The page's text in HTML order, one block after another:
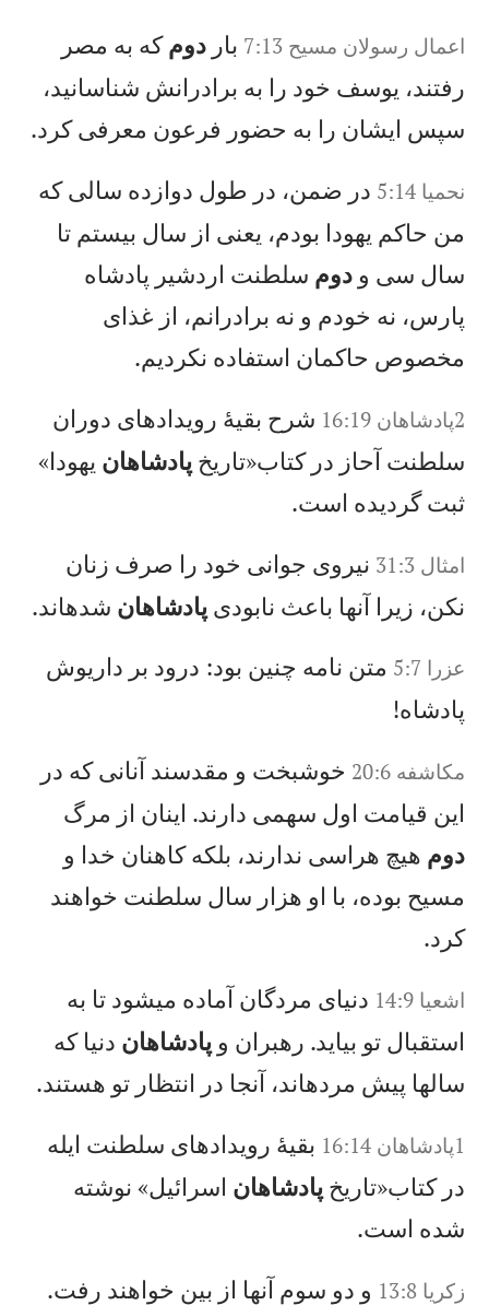
اعمال‌ رسولان‌ مسيح‌‌ 7:13 باردومكه به مصر
رفتند، يوسف خود را به برادرانش شناسانيد،
سپس ايشان را به حضور فرعون معرفی كرد.
نحميا 5:14
در ضمن، در طول دوازده سالی كه
من حاكم يهودا بودم، يعنی از سال بيستم تا
سال سی ودوم سلطنت اردشير پادشاه
پارس، نه خودم و نه برادرانم، از غذای
مخصوص حاكمان استفاده نكرديم.
2پادشاهان 16:19
شرح بقيهٔ رويدادهای دوران
سلطنت آحاز در كتاب«تاريخپادشاهان يهودا»
ثبت گرديده است.
امثال 31:3
نيروی جوانی خود را صرف زنان
نكن، زيرا آنها باعث نابودیپادشاهان شدهاند.
عزرا 5:7
متن نامه چنين بود: درود بر داريوش
پادشاه!
مکاشفه 20:6
خوشبخت و مقدسند آنانی كه در
اين قيامت اول سهمی دارند. اينان از مرگ
دوم هيچ هراسی ندارند، بلكه كاهنان خدا و
مسيح بوده، با او هزار سال سلطنت خواهند
كرد.
اشعيا 14:9
دنيای مردگان آماده میشود تا به
استقبال تو بيايد. رهبران وپادشاهان دنيا كه
سالها پيش مردهاند، آنجا در انتظار تو هستند.
1پادشاهان 16:14
بقيهٔ رويدادهای سلطنت ايله
در كتاب«تاريخپادشاهان اسرائيل» نوشته
شده است.
زكريا 13:8 و دو سوم آنها از بين خواهند رفت.